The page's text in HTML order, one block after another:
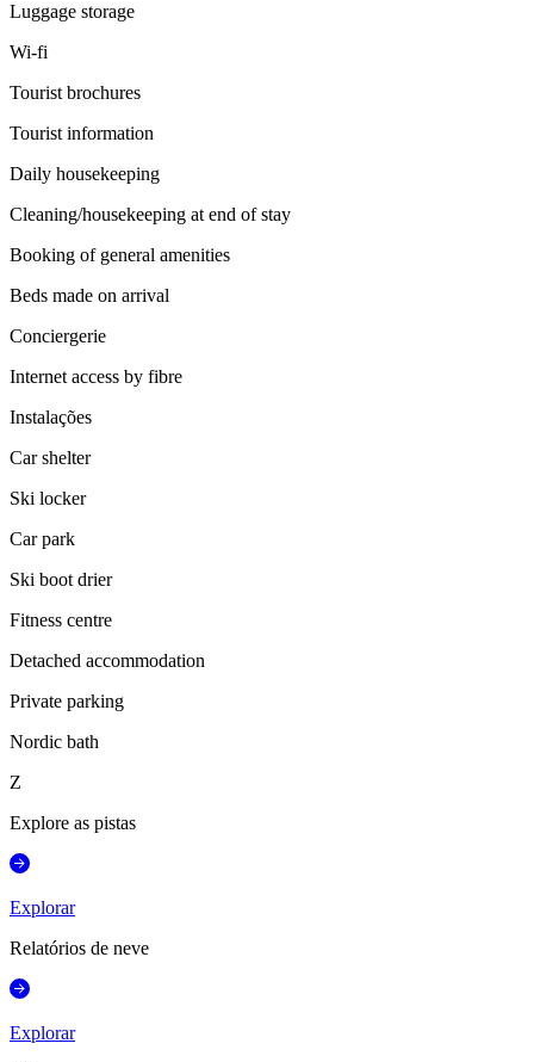
Luggage storage
Wi-fi
Tourist brochures
Tourist information
Daily housekeeping
Cleaning/housekeeping at end of stay
Booking of general amenities
Beds made on arrival
Conciergerie
Internet access by fibre
Instalações
Car shelter
Ski locker
Car park
Ski boot drier
Fitness centre
Detached accommodation
Private parking
Nordic bath
Z
Explore as pistas
Explorar
Relatórios de neve
Explorar